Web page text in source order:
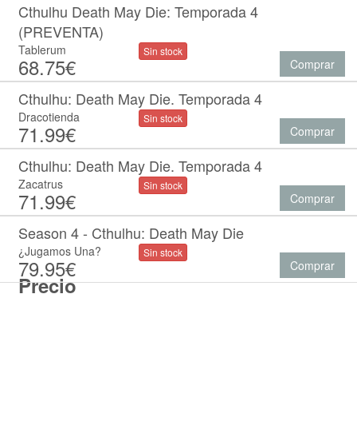
Precio
Cthulhu Death May Die: Temporada 4
(PREVENTA)
Tablerum
68.75€
Sin stock
Comprar
Cthulhu: Death May Die. Temporada 4
Dracotienda
71.99€
Sin stock
Comprar
Cthulhu: Death May Die. Temporada 4
Zacatrus
71.99€
Sin stock
Comprar
Season 4 - Cthulhu: Death May Die
¿Jugamos Una?
79.95€
Sin stock
Comprar